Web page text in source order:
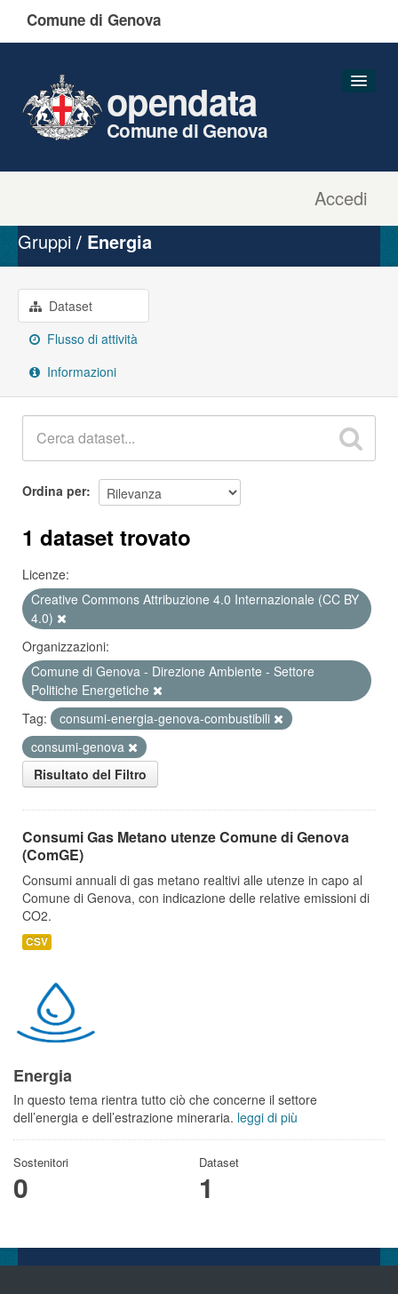
Comune di Genova
Accedi
opendata
Comune di Genova
Organizzazioni
Gruppi
Informazioni
Gruppi Energia
Dataset
Flusso di attività
Informazioni
Ordina per
1 dataset trovato
Licenze:
Creative Commons Attribuzione 4.0 Internazionale (CC BY
4.0)
Organizzazioni:
Comune di Genova - Direzione Ambiente - Settore
Politiche Energetiche
Tag:
consumi-energia-genova-combustibili
consumi-genova
Risultato del Filtro
Consumi Gas Metano utenze Comune di Genova
(ComGE)
Consumi annuali di gas metano realtivi alle utenze in capo al
Comune di Genova, con indicazione delle relative emissioni di
CO2.
CSV
Energia
In questo tema rientra tutto ciò che concerne il settore
dell’energia e dell’estrazione mineraria. leggi di più
Sostenitori
0
Dataset
1